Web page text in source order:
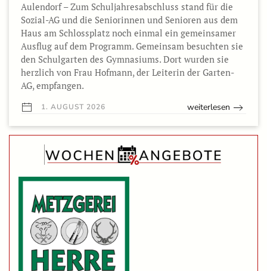
Aulendorf – Zum Schuljahresabschluss stand für die
Sozial-AG und die Seniorinnen und Senioren aus dem
Haus am Schlossplatz noch einmal ein gemeinsamer
Ausflug auf dem Programm. Gemeinsam besuchten sie
den Schulgarten des Gymnasiums. Dort wurden sie
herzlich von Frau Hofmann, der Leiterin der Garten-
AG, empfangen.
1. AUGUST 2026 weiterlesen